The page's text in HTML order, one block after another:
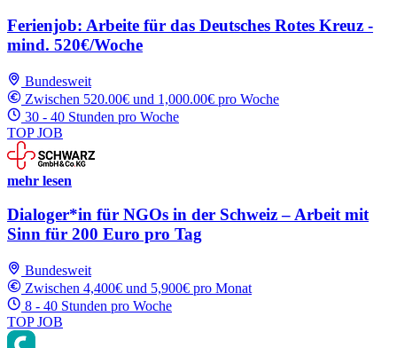
Ferienjob: Arbeite für das Deutsches Rotes Kreuz -
mind. 520€/Woche
Bundesweit
Zwischen 520.00€ und 1,000.00€ pro Woche
30 - 40 Stunden pro Woche
TOP JOB
mehr lesen
Dialoger*in für NGOs in der Schweiz – Arbeit mit
Sinn für 200 Euro pro Tag
Bundesweit
Zwischen 4,400€ und 5,900€ pro Monat
8 - 40 Stunden pro Woche
TOP JOB